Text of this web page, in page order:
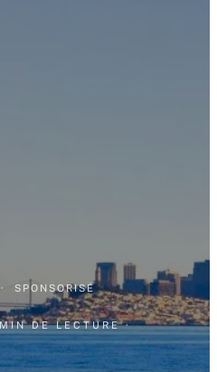
· SPONSORISÉ
DE LECTURE ·